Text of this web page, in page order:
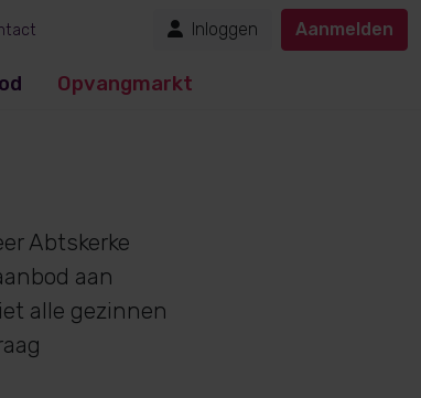
Opvangmarkt
Inloggen Aanmelden
Abtskerke
aan
alle gezinnen